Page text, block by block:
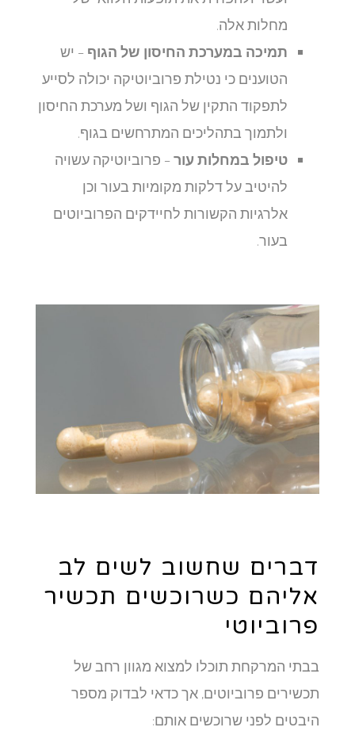
מחלות אלה.
תמיכה במערכת החיסון של הגוף– יש
הטוענים כי נטילת פרוביוטיקה יכולה לסייע
לתפקוד התקין של הגוף ושל מערכת החיסון
ולתמוך בתהליכים המתרחשים בגוף.
טיפול במחלות עור– פרוביוטיקה עשויה
להיטיב על דלקות מקומיות בעור וכן
אלרגיות הקשורות לחיידקים הפרוביוטים
בעור.
דברים שחשוב לשים לב
אליהם כשרוכשים תכשיר
פרוביוטי
בבתי המרקחת תוכלו למצוא מגוון רחב של
תכשירים פרוביוטים, אך כדאי לבדוק מספר
היבטים לפני שרוכשים אותם: